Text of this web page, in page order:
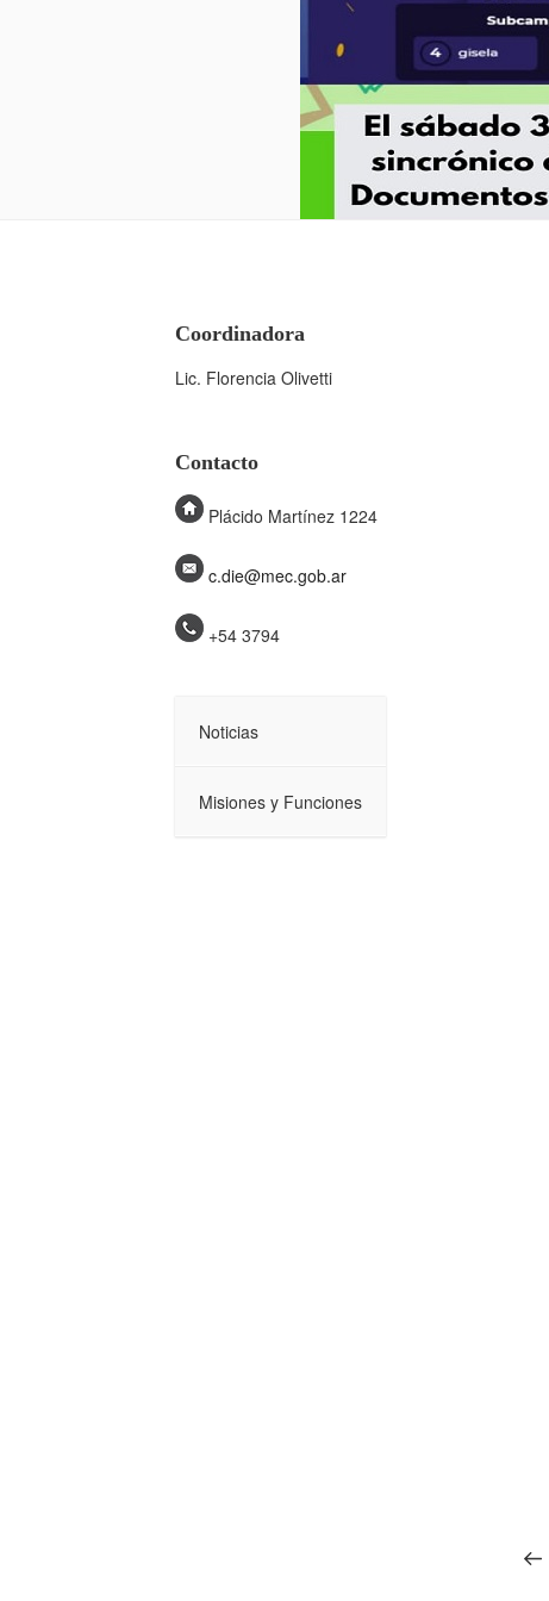
Coordinadora
Lic. Florencia Olivetti
Contacto
Plácido Martínez 1224
c.die@mec.gob.ar
+54 3794
Noticias
Misiones y Funciones